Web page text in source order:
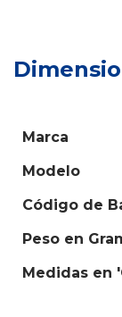
Marca
Modelo
Código de
Peso en
Medidas en